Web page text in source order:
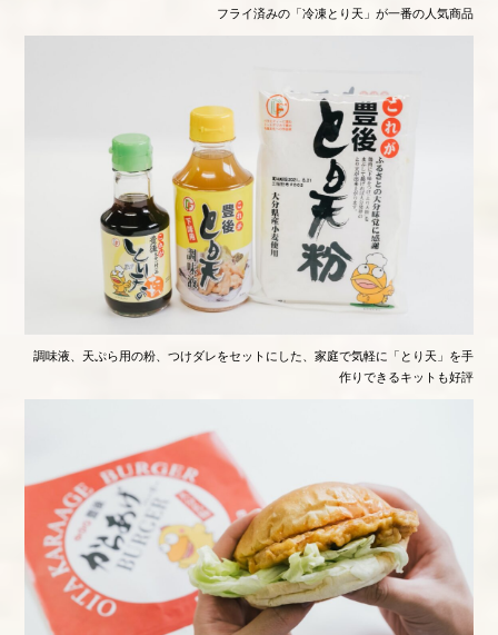
フライ済みの「冷凍とり天」が一番の人気商品
調味液、天ぷら用の粉、つけダレをセットにした、家庭で気軽に「とり天」を手
作りできるキットも好評